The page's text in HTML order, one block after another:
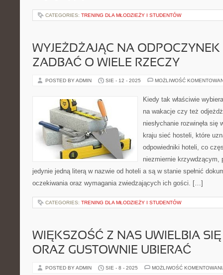
CATEGORIES: TRENING DLA MŁODZIEŻY I STUDENTÓW
WYJEŻDŻAJĄC NA
ZADBAĆ O WIELE RZECZY
POSTED BY ADMIN SIE - 12 - 2025 MOŻLIWOŚĆ
Kiedy tak właściwie
na wakacje czy też
niesłychanie rozwinęła
kraju sieć hosteli, które
odpowiedniki hoteli, co
niezmiernie krzywdzącym,
jedynie jedną literą w nazwie od hoteli a są w stanie spełnić
oczekiwania oraz wymagania zwiedzających ich gości. […]
CATEGORIES: TRENING DLA MŁODZIEŻY I STUDENTÓW
WIĘKSZOŚĆ Z NAS UWIELBIA
ORAZ GUSTOWNIE UBIERAĆ
POSTED BY ADMIN SIE - 8 - 2025 MOŻLIWOŚĆ